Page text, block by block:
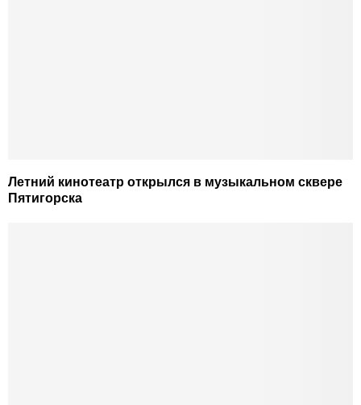
Летний кинотеатр открылся в музыкальном сквере
Пятигорска